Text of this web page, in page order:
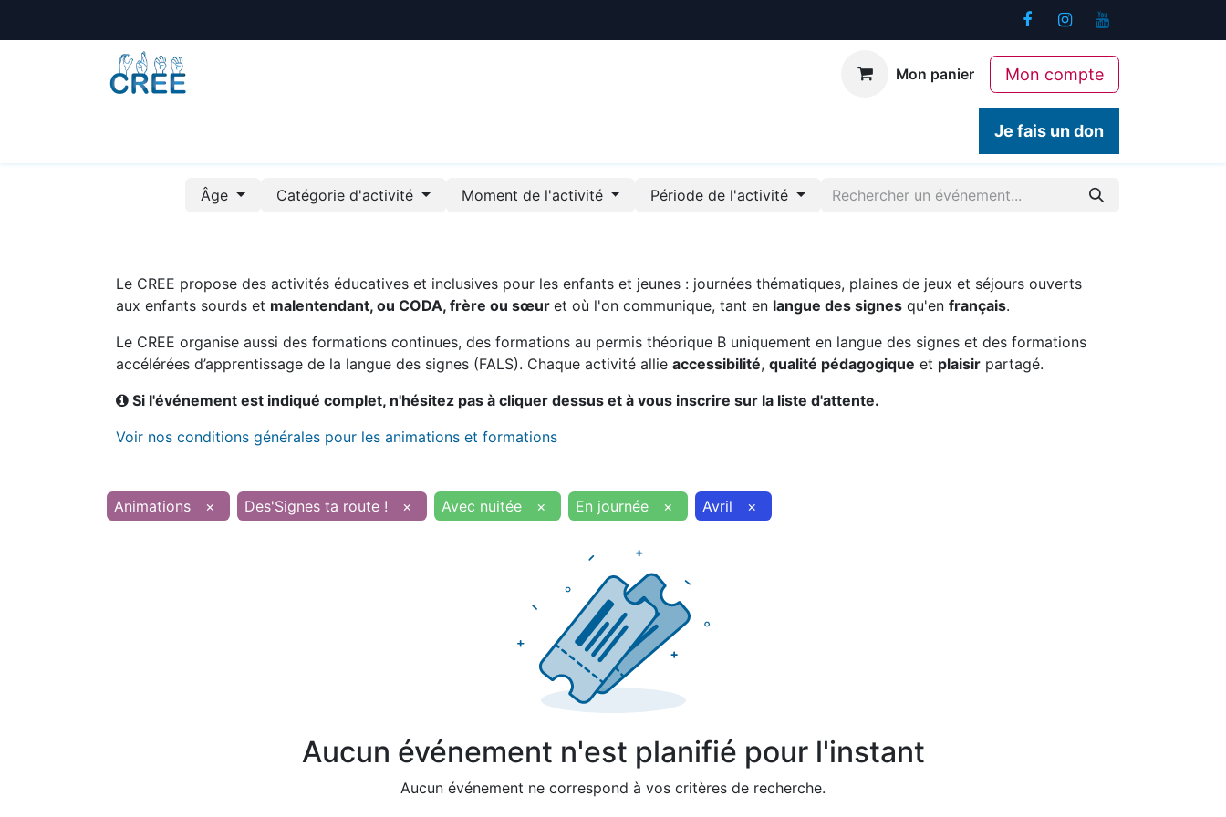
Mon panier Mon compte
Je fais un don
Âge Catégorie d'activité Moment de l'activité Période de l'activité
Le CREE propose des activités éducatives et inclusives pour les enfants et jeunes : journées thématiques, plaines de jeux et séjours ouverts
aux enfants sourds et malentendant, ou CODA, frère ou sœur et où l'on communique, tant en langue des signes qu'en français.
Le CREE organise aussi des formations continues, des formations au permis théorique B uniquement en langue des signes et des formations
accélérées d’apprentissage de la langue des signes (FALS). Chaque activité allie accessibilité, qualité pédagogique et plaisir partagé.
Si l'événement est indiqué complet, n'hésitez pas à cliquer dessus et à vous inscrire sur la liste d'attente.
Voir nos conditions générales pour les animations et formations
Animations × Des'Signes ta route ! × Avec nuitée × En journée × Avril ×
Aucun événement n'est planifié pour l'instant
Aucun événement ne correspond à vos critères de recherche.